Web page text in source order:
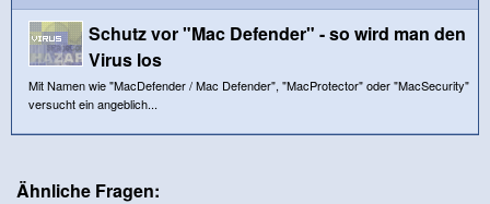
Schutz vor "Mac Defender" - so wird man den
Virus los
Mit Namen wie "MacDefender / Mac Defender", "MacProtector" oder "MacSecurity"
versucht ein angeblich...
Ähnliche Fragen: